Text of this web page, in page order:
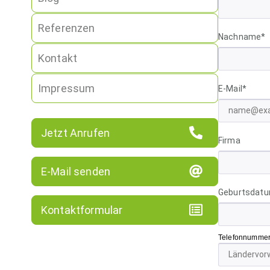
Referenzen
Kontakt
Impressum
Jetzt Anrufen
E-Mail senden
Kontaktformular
Nachname*
E-Mail*
Firma